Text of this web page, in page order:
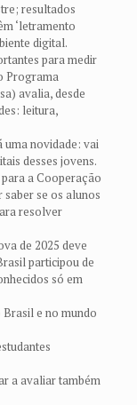
resultados
‘letramento
digital.
para medir
Programa
avalia, desde
leitura,
uma novidade: vai
desses jovens.
a Cooperação
se os alunos
resolver
de 2025 deve
participou de
só em
Brasil e no mundo
a avaliar também